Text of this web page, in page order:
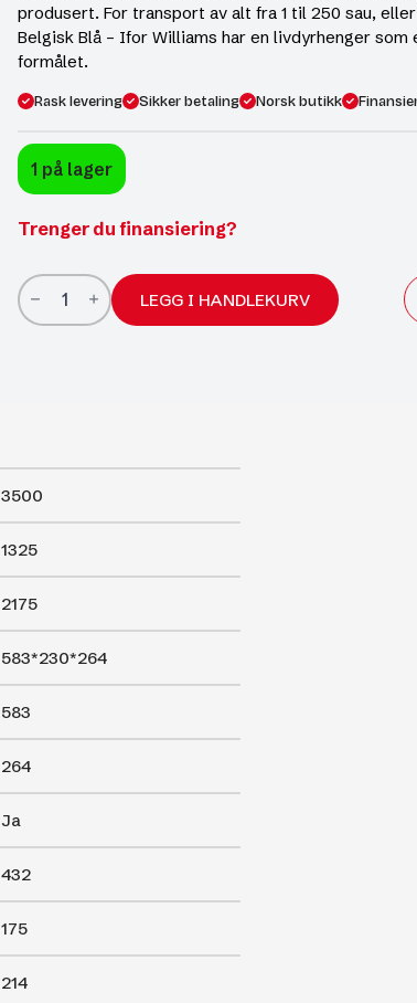
produsert. For transport av alt fra 1 til 250 sau,
Belgisk Blå – Ifor Williams har en livdyrhenger
formålet.
Rask levering Sikker betaling Norsk butikk
1 på lager
Trenger du finansiering?
Ifor
Williams
TA510
LEGG I HANDLEKURV
3500
1325
2175
583*230*264
583
264
Ja
432
175
214